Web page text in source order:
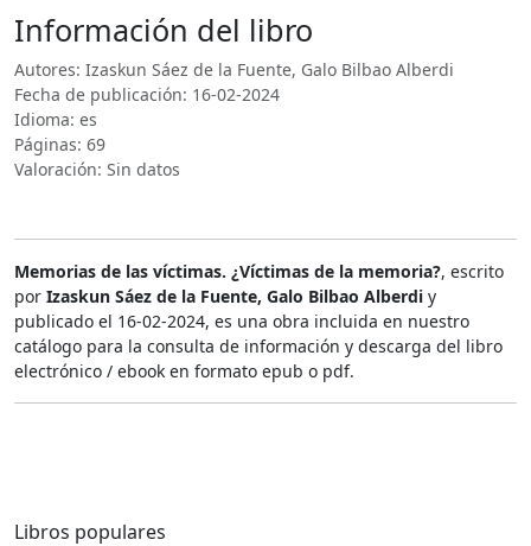
Información del libro
Autores: Izaskun Sáez de la Fuente, Galo Bilbao Alberdi
Fecha de publicación: 16-02-2024
Idioma: es
Páginas: 69
Valoración: Sin datos
Memorias de las víctimas. ¿Víctimas de la memoria?, escrito
por Izaskun Sáez de la Fuente, Galo Bilbao Alberdi y
publicado el 16-02-2024, es una obra incluida en nuestro
catálogo para la consulta de información y descarga del libro
electrónico / ebook en formato epub o pdf.
Libros populares